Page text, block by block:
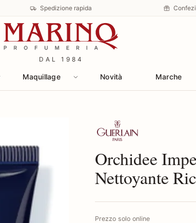
Spedizione rapida
DAL 1984
Maquillage Novità Marche
Scopri i prodotti
Orchidee
Nettoyante
Prezzo solo online